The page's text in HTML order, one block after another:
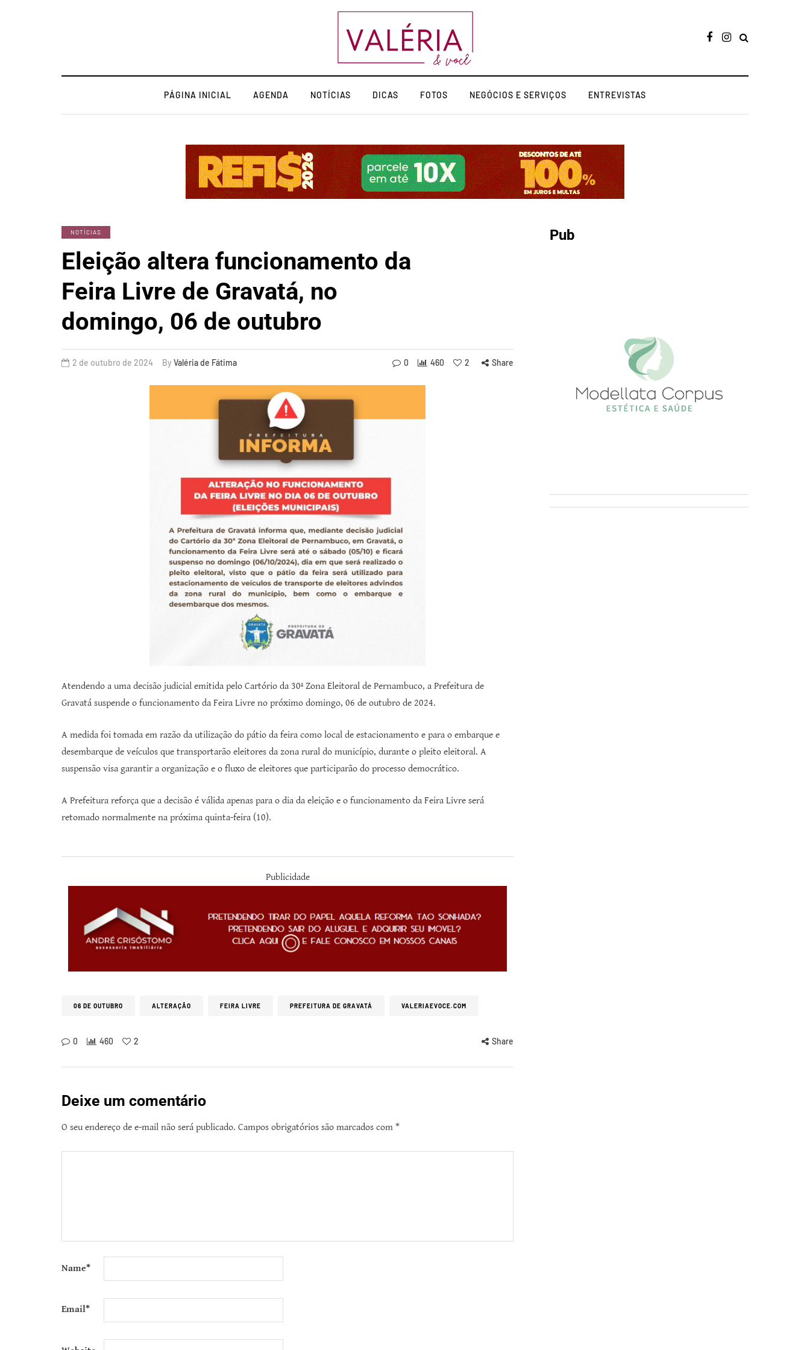
PÁGINA INICIAL AGENDA NOTÍCIAS DICAS FOTOS NEGÓCIOS E SERVIÇOS ENTREVISTAS
NOTÍCIAS
Eleição altera funcionamento da
Feira Livre de Gravatá, no
domingo, 06 de outubro
2 de outubro de 2024 By Valéria de Fátima 0 460 2 Share
Atendendo a uma decisão judicial emitida pelo Cartório da 30ª Zona Eleitoral de Pernambuco, a Prefeitura de
Gravatá suspende o funcionamento da Feira Livre no próximo domingo, 06 de outubro de 2024.
A medida foi tomada em razão da utilização do pátio da feira como local de estacionamento e para o embarque e
desembarque de veículos que transportarão eleitores da zona rural do município, durante o pleito eleitoral. A
suspensão visa garantir a organização e o fluxo de eleitores que participarão do processo democrático.
A Prefeitura reforça que a decisão é válida apenas para o dia da eleição e o funcionamento da Feira Livre será
retomado normalmente na próxima quinta-feira (10).
Publicidade
06 DE OUTUBRO ALTERAÇÃO FEIRA LIVRE PREFEITURA DE GRAVATÁ VALERIAEVOCE.COM
0 460 2 Share
Pub
Deixe um comentário
O seu endereço de e-mail não será publicado. Campos obrigatórios são marcados com *
Name*
Email*